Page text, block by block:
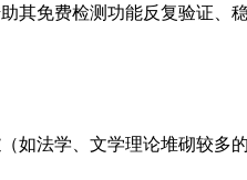
其免费检测功能反复验证、稳
（如法学、文学理论堆砌较多